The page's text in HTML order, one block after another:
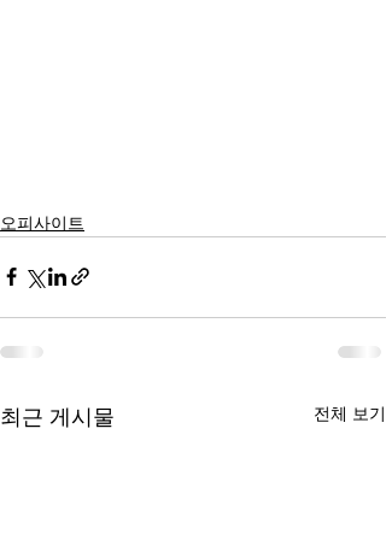
오피사이트
최근 게시물 전체 보기